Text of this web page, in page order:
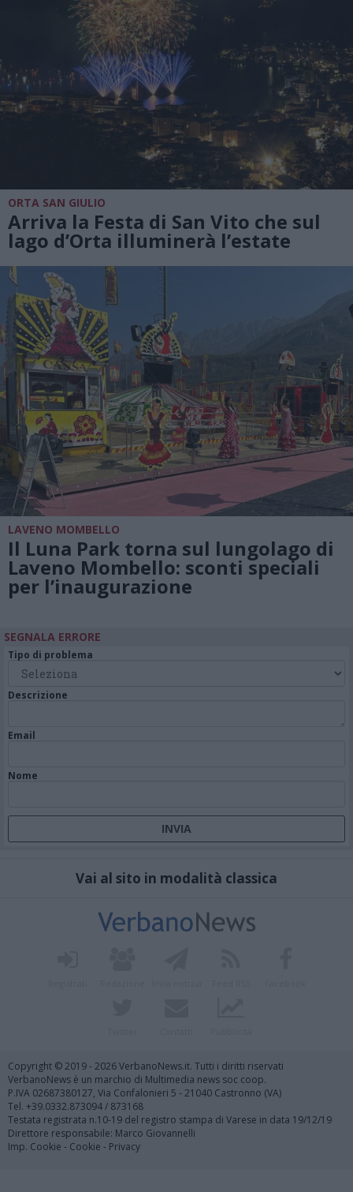
ORTA SAN GIULIO
Arriva la Festa di San Vito che sul
lago d’Orta illuminerà l’estate
LAVENO MOMBELLO
Il Luna Park torna sul lungolago di
Laveno Mombello: sconti speciali
per l’inaugurazione
SEGNALA ERRORE
Tipo di problema
Descrizione
Email
Nome
Vai al sito in modalità classica
Copyright © 2019 - 2026 VerbanoNews.it. Tutti i diritti riservati
VerbanoNews è un marchio di Multimedia news soc coop.
P.IVA 02687380127, Via Confalonieri 5 - 21040 Castronno (VA)
Tel. +39.0332.873094 / 873168
Testata registrata n.10-19 del registro stampa di Varese in data 19/12/19
Direttore responsabile: Marco Giovannelli
Imp. Cookie - Cookie - Privacy